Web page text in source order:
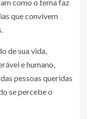
como o tema faz
que convivem
de sua vida,
e humano,
pessoas queridas
se percebe o